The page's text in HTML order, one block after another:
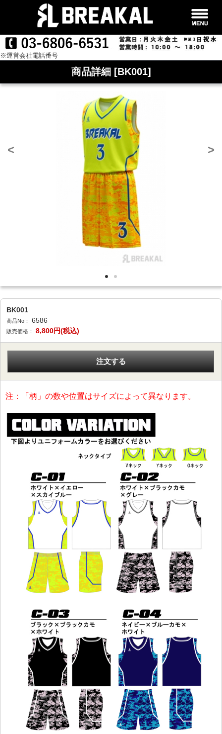
※運営会社電話番号
商品詳細 [BK001]
< >
BK001
商品No： 6586
販売価格： 8,800円(税込)
注文する
注：「柄」の数や位置はサイズによって異なります。